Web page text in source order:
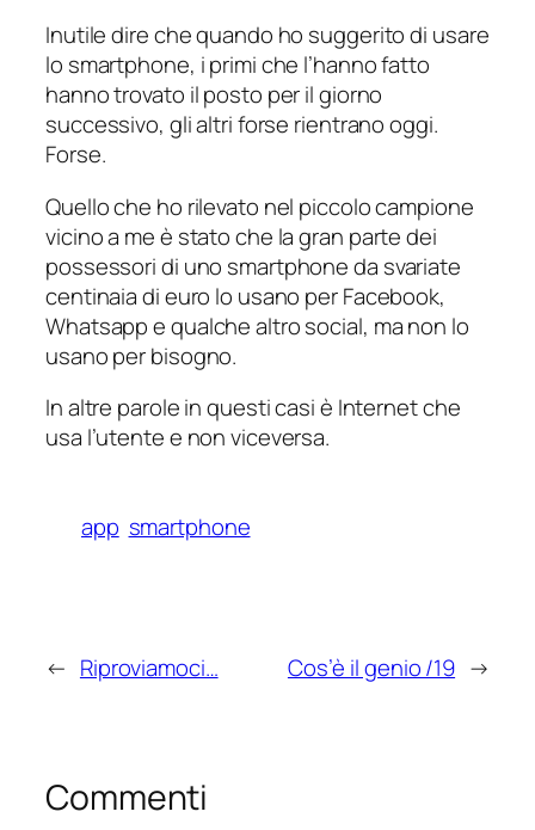
Inutile dire che quando ho suggerito di usare
lo smartphone, i primi che l’hanno fatto
hanno trovato il posto per il giorno
successivo, gli altri forse rientrano oggi.
Forse.
Quello che ho rilevato nel piccolo campione
vicino a me è stato che la gran parte dei
possessori di uno smartphone da svariate
centinaia di euro lo usano per Facebook,
Whatsapp e qualche altro social, ma non lo
usano per bisogno.
In altre parole in questi casi è Internet che
usa l’utente e non viceversa.
app smartphone
← Riproviamoci… Cos’è il genio /19 →
Commenti